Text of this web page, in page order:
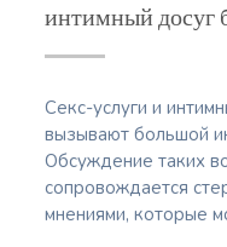
интимный досуг
Секс-услуги и
вызывают большой
Обсуждение таких
сопровождается
мнениями, которые